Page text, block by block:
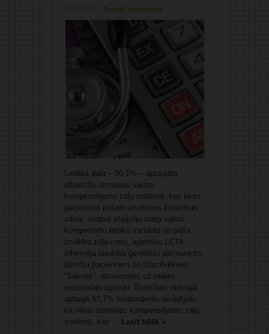
Rakstīt komentāru
Lielākā daļa – 90,1% – aptaujāto
atbalstītu izmaiņas valsts
kompensējamo zāļu sistēmā, kas ļautu
pacientam pašam izvēlēties konkrētas
zāles, sedzot starpību starp valsts
kompensēto lētāko variantu un paša
izvēlēto zāļu cenu, aģentūru LETA
informēja biedrība ģenētiski pārmantoto
slimību pacientiem un līdzcilvēkiem
“Saknes”, atsaucoties uz veiktu
iedzīvotāju aptauju. Biedrības veiktajā
aptaujā 62,7% respondentu norādījuši,
ka vēlas izmaiņas kompensējamo zāļu
sistēmā, kas ... Lasīt tālāk »